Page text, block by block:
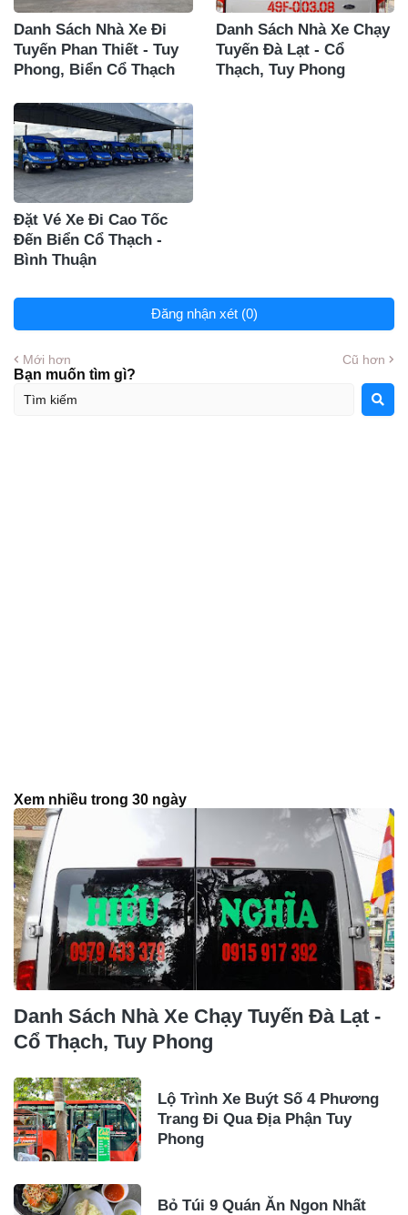
Danh Sách Nhà Xe Đi
Tuyến Phan Thiết - Tuy
Phong, Biển Cổ Thạch
Danh Sách Nhà Xe Chạy
Tuyến Đà Lạt - Cổ
Thạch, Tuy Phong
Đặt Vé Xe Đi Cao Tốc
Đến Biển Cổ Thạch -
Bình Thuận
Đăng nhận xét (0)
Mới hơn Cũ hơn
Bạn muốn tìm gì?
Xem nhiều trong 30 ngày
Danh Sách Nhà Xe Chạy Tuyến Đà Lạt -
Cổ Thạch, Tuy Phong
Lộ Trình Xe Buýt Số 4 Phương
Trang Đi Qua Địa Phận Tuy
Phong
Bỏ Túi 9 Quán Ăn Ngon Nhất